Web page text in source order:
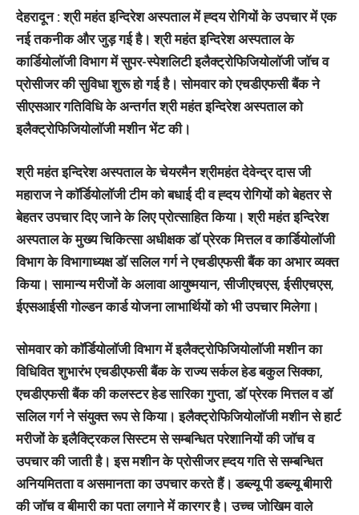
देहरादून : श्री महंत इन्दिरेश अस्पताल में ह्दय रोगियों के उपचार में एक
नई तकनीक और जुड़ गई है। श्री महंत इन्दिरेश अस्पताल के
कार्डियोलाॅजी विभाग में सुपर-स्पेशलिटी इलैक्ट्रोफिजियोलाॅजी जाॅच व
प्रोसीजर की सुविधा शुरू हो गई है। सोमवार को एचडीएफसी बैंक ने
सीएसआर गतिविधि के अन्तर्गत श्री महंत इन्दिरेश अस्पताल को
इलैक्ट्रोफिजियोलाॅजी मशीन भेंट की।
श्री महंत इन्दिरेश अस्पताल के चेयरमैन श्रीमहंत देवेन्द्र दास जी
महाराज ने काॅर्डियोलाॅजी टीम को बधाई दी व ह्दय रोगियों को बेहतर से
बेहतर उपचार दिए जाने के लिए प्रोत्साहित किया। श्री महंत इन्दिरेश
अस्पताल के मुख्य चिकित्सा अधीक्षक डाॅ प्रेरक मित्तल व कार्डियोलाॅजी
विभाग के विभागाध्यक्ष डाॅ सलिल गर्ग ने एचडीएफसी बैंक का अभार व्यक्त
किया। सामान्य मरीजों के अलावा आयुष्मयान, सीजीएचएस, ईसीएचएस,
ईएसआईसी गोल्डन कार्ड योजना लाभार्थियों को भी उपचार मिलेगा।
सोमवार को काॅर्डियोलाॅजी विभाग में इलैक्ट्रोफिजियोलाॅजी मशीन का
विधिवित शुभारंभ एचडीएफसी बैंक के राज्य सर्कल हेड बकुल सिक्का,
एचडीएफसी बैंक की कलस्टर हेड सारिका गुप्ता, डाॅ प्रेरक मित्तल व डाॅ
सलिल गर्ग ने संयुक्त रूप से किया। इलैक्ट्रोफिजियोलाॅजी मशीन से हार्ट
मरीजों के इलैक्ट्रिकल सिस्टम से सम्बन्धित परेशानियों की जाॅच व
उपचार की जाती है। इस मशीन के प्रोसीजर ह्दय गति से सम्बन्धित
अनियमितता व असमानता का उपचार करते हैं। डब्ल्यू पी डब्ल्यू बीमारी
की जाॅच व बीमारी का पता लगाने में कारगर है। उच्च जोखिम वाले